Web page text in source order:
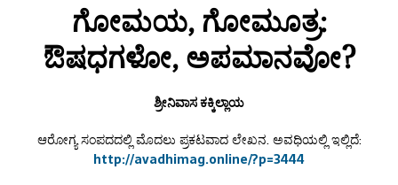
ಗೋಮಯ, ಗೋಮೂತ್ರ:
ಔಷಧಗಳೋ, ಅಪಮಾನವೋ?
ಶ್ರೀನಿವಾಸ ಕಕ್ಕಿಲ್ಲಾಯ
ಆರೋಗ್ಯ ಸಂಪದದಲ್ಲಿ ಮೊದಲು ಪ್ರಕಟವಾದ ಲೇಖನ. ಅವಧಿಯಲ್ಲಿ ಇಲ್ಲಿದೆ:
http://avadhimag.online/?p=3444